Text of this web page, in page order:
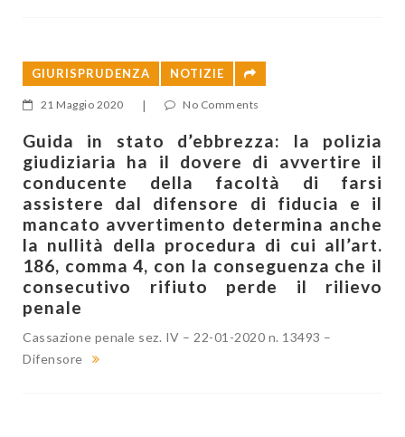
GIURISPRUDENZA NOTIZIE
21 Maggio 2020 | No Comments
Guida in stato d’ebbrezza: la polizia
giudiziaria ha il dovere di avvertire il
conducente della facoltà di farsi
assistere dal difensore di fiducia e il
mancato avvertimento determina anche
la nullità della procedura di cui all’art.
186, comma 4, con la conseguenza che il
consecutivo rifiuto perde il rilievo
penale
Cassazione penale sez. IV – 22-01-2020 n. 13493 –
Difensore